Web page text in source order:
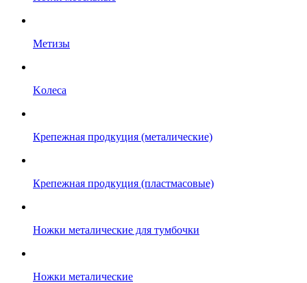
Метизы
Kолеса
Крепежная продкуция (металические)
Крепежная продкуция (пластмасовые)
Ножки‏ металические для тумбочки
Ножки‏ металические